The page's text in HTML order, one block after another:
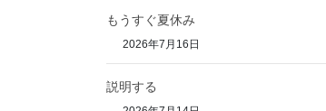
もうすぐ夏休み
2026年7月16日
説明する